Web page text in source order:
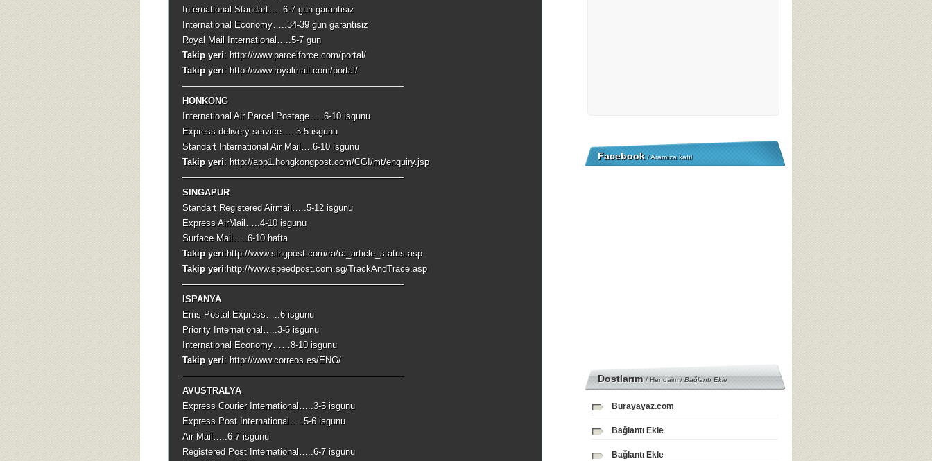
International Standart…..6-7 gun garantisiz
International Economy…..34-39 gun garantisiz
Royal Mail International…..5-7 gun
Takip yeri: http://www.parcelforce.com/portal/
Takip yeri: http://www.royalmail.com/portal/
————————————————————————–
HONKONG
International Air Parcel Postage…..6-10 isgunu
Express delivery service…..3-5 isgunu
Standart International Air Mail….6-10 isgunu
Takip yeri: http://app1.hongkongpost.com/CGI/mt/enquiry.jsp
————————————————————————–
SINGAPUR
Standart Registered Airmail…..5-12 isgunu
Express AirMail…..4-10 isgunu
Surface Mail…..6-10 hafta
Takip yeri:http://www.singpost.com/ra/ra_article_status.asp
Takip yeri:http://www.speedpost.com.sg/TrackAndTrace.asp
————————————————————————–
ISPANYA
Ems Postal Express…..6 isgunu
Priority International…..3-6 isgunu
International Economy……8-10 isgunu
Takip yeri: http://www.correos.es/ENG/
————————————————————————–
AVUSTRALYA
Express Courier International…..3-5 isgunu
Express Post International…..5-6 isgunu
Air Mail…..6-7 isgunu
Registered Post International…..6-7 isgunu
Facebook/ Aramıza katıl
Dostlarım/ Her daim /Bağlantı Ekle
Burayayaz.com
Bağlantı Ekle
Bağlantı Ekle